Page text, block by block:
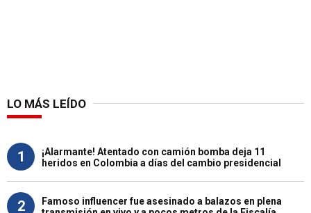
LO MÁS LEÍDO
1
¡Alarmante! Atentado con camión bomba deja 11
heridos en Colombia a días del cambio presidencial
2
Famoso influencer fue asesinado a balazos en plena